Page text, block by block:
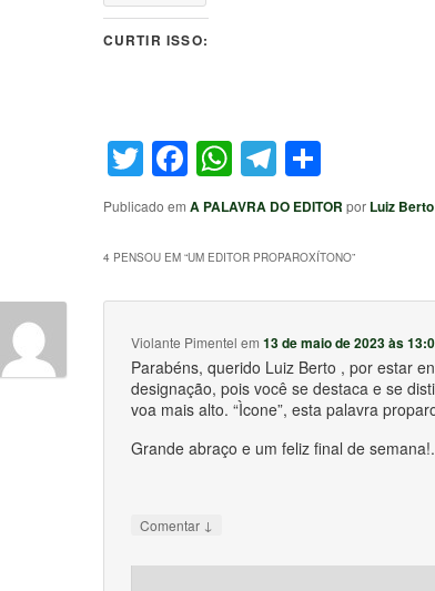
CURTIR ISSO:
Twitter
Facebook
WhatsApp
Telegram
Share
Publicado em A PALAVRA DO EDITOR por Luiz
4 PENSOU EM “UM EDITOR PROPAROXÍTONO”
Violante Pimentel em13 de maio de 2023 às
Parabéns, querido Luiz Berto , por estar
designação, pois você se destaca e se
voa mais alto. “Ìcone”, esta palavra
Grande abraço e um feliz final de semana!.
Comentar ↓